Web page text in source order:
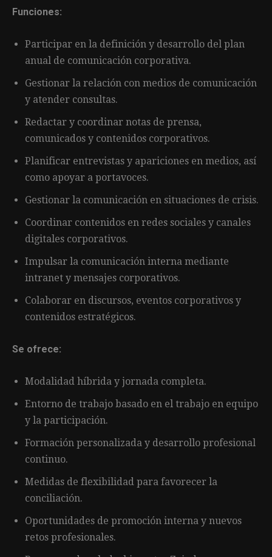
Funciones:
Participar en la definición y desarrollo del plan
anual de comunicación corporativa.
Gestionar la relación con medios de comunicación
y atender consultas.
Redactar y coordinar notas de prensa,
comunicados y contenidos corporativos.
Planificar entrevistas y apariciones en medios, así
como apoyar a portavoces.
Gestionar la comunicación en situaciones de crisis.
Coordinar contenidos en redes sociales y canales
digitales corporativos.
Impulsar la comunicación interna mediante
intranet y mensajes corporativos.
Colaborar en discursos, eventos corporativos y
contenidos estratégicos.
Se ofrece:
Modalidad híbrida y jornada completa.
Entorno de trabajo basado en el trabajo en equipo
y la participación.
Formación personalizada y desarrollo profesional
continuo.
Medidas de flexibilidad para favorecer la
conciliación.
Oportunidades de promoción interna y nuevos
retos profesionales.